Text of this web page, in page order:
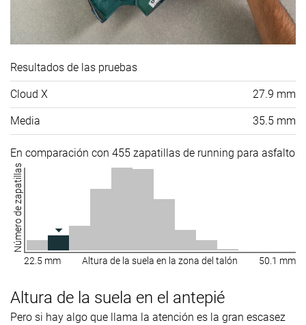
Resultados de las pruebas
Cloud X 27.9 mm
Media 35.5 mm
En comparación con 455 zapatillas de running para asfalto
Número de zapatillas
22.5 mm Altura de la suela en la zona del talón 50.1 mm
Altura de la suela en el antepié
Pero si hay algo que llama la atención es la gran escasez